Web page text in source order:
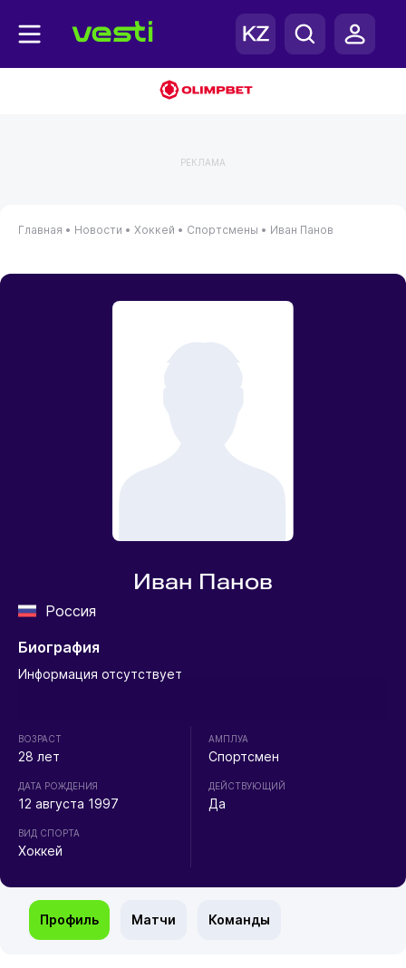
РЕКЛАМА
Главная • Новости • Хоккей • Спортсмены • Иван Панов
Иван Панов
Россия
Биография
Информация отсутствует
ВОЗРАСТ
28 лет
ДАТА РОЖДЕНИЯ
12 августа 1997
ВИД СПОРТА
Хоккей
АМПЛУА
Спортсмен
ДЕЙСТВУЮЩИЙ
Да
Профиль Матчи Команды